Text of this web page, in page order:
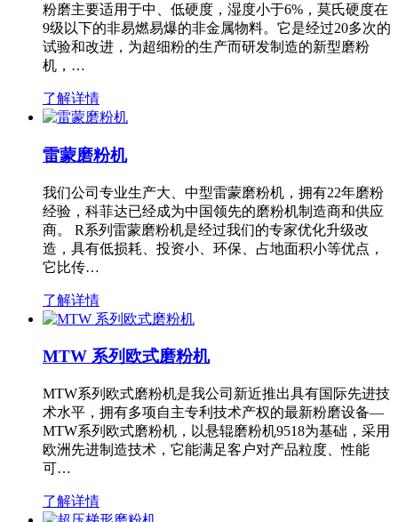
粉磨主要适用于中、低硬度，湿度小于6%，莫氏硬度在
9级以下的非易燃易爆的非金属物料。它是经过20多次的
试验和改进，为超细粉的生产而研发制造的新型磨粉
机，…
了解详情
雷蒙磨粉机
我们公司专业生产大、中型雷蒙磨粉机，拥有22年磨粉
经验，科菲达已经成为中国领先的磨粉机制造商和供应
商。 R系列雷蒙磨粉机是经过我们的专家优化升级改
造，具有低损耗、投资小、环保、占地面积小等优点，
它比传…
了解详情
MTW 系列欧式磨粉机
MTW系列欧式磨粉机是我公司新近推出具有国际先进技
术水平，拥有多项自主专利技术产权的最新粉磨设备—
MTW系列欧式磨粉机，以悬辊磨粉机9518为基础，采用
欧洲先进制造技术，它能满足客户对产品粒度、性能
可…
了解详情